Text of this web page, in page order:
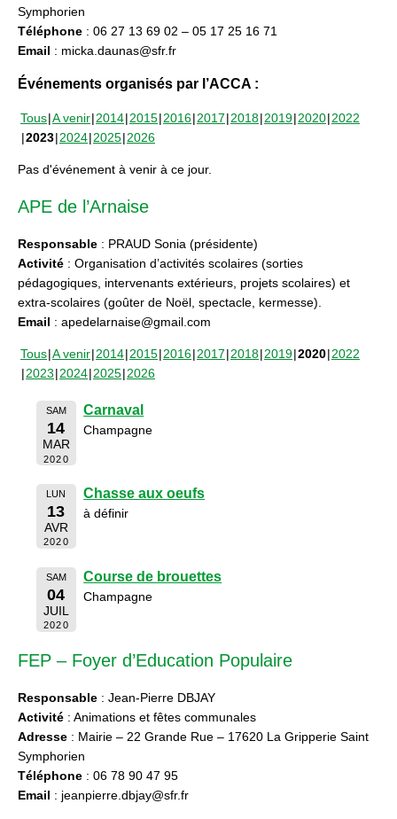
Symphorien
Téléphone : 06 27 13 69 02 – 05 17 25 16 71
Email : micka.daunas@sfr.fr
Événements organisés par l’ACCA :
Tous A venir 2014 2015 2016 2017 2018 2019 2020 2022
2023 2024 2025 2026
Pas d'événement à venir à ce jour.
APE de l’Arnaise
Responsable : PRAUD Sonia (présidente)
Activité : Organisation d’activités scolaires (sorties
pédagogiques, intervenants extérieurs, projets scolaires) et
extra-scolaires (goûter de Noël, spectacle, kermesse).
Email : apedelarnaise@gmail.com
Tous A venir 2014 2015 2016 2017 2018 2019 2020 2022
2023 2024 2025 2026
SAM
14
MAR
2020
Carnaval
Champagne
LUN
13
AVR
2020
Chasse aux oeufs
à définir
SAM
04
JUIL
2020
Course de brouettes
Champagne
FEP – Foyer d’Education Populaire
Responsable : Jean-Pierre DBJAY
Activité : Animations et fêtes communales
Adresse : Mairie – 22 Grande Rue – 17620 La Gripperie Saint
Symphorien
Téléphone : 06 78 90 47 95
Email : jeanpierre.dbjay@sfr.fr